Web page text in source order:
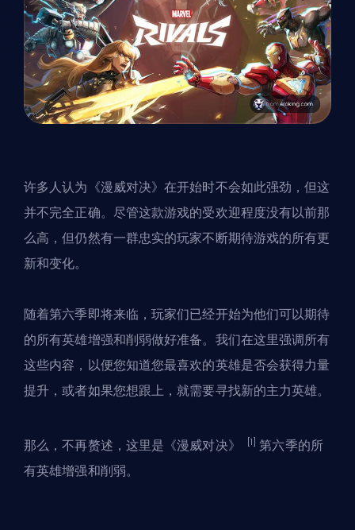
许多人认为《漫威对决》在开始时不会如此强劲，但这
并不完全正确。尽管这款游戏的受欢迎程度没有以前那
么高，但仍然有一群忠实的玩家不断期待游戏的所有更
新和变化。
随着第六季即将来临，玩家们已经开始为他们可以期待
的所有英雄增强和削弱做好准备。我们在这里强调所有
这些内容，以便您知道您最喜欢的英雄是否会获得力量
提升，或者如果您想跟上，就需要寻找新的主力英雄。
那么，不再赘述，这里是 《漫威对决》 [1] 第六季的所
有英雄增强和削弱。